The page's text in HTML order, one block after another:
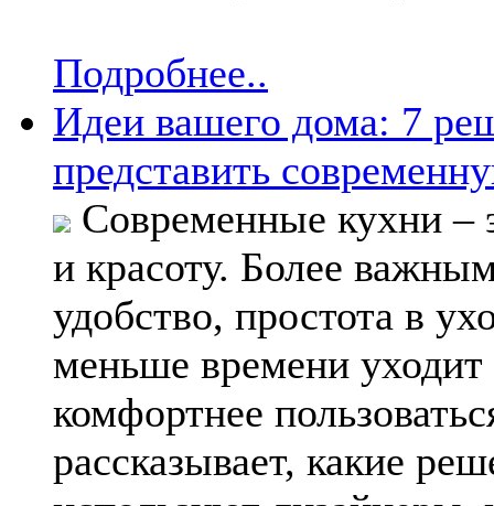
Подробнее..
Идеи вашего дома: 7
представить
Современные кухни –
и красоту. Более
удобство, простота в
меньше времени уходит
комфортнее
рассказывает, какие